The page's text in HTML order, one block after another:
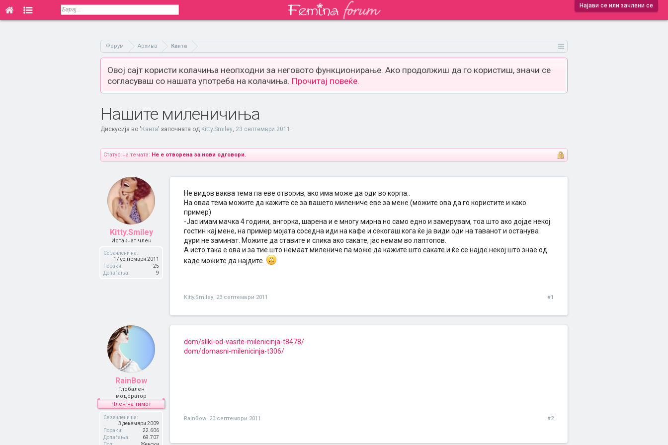
Најави се или зачлени се
Форум Архива Канта
Овој сајт користи колачиња неопходни за неговото функционирање. Ако продолжиш да го користиш, значи се
согласуваш со нашата употреба на колачиња. Прочитај повеќе.
Нашите миленичиња
Дискусија во ' Канта' започната од Kitty.Smiley, 23 септември 2011 .
Статус на темата: Не е отворена за нови одговори.
Kitty.Smiley
Истакнат член
Се зачлени на:
17 септември 2011
Пораки:
25
Допаѓања:
9
Не видов ваква тема па еве отворив, ако има може да оди во корпа..
На оваа тема можите да кажите се за вашето милениче еве за мене (можите ова да го користите и како
пример)
-Јас имам мачка 4 години, ангорка, шарена и е многу мирна но само едно и замерувам, тоа што ако дојде некој
гостин кај мене, на пример мојата соседна иди на кафе и секогаш кога ќе ја види оди на таванот и останува
дури не заминат. Можите да ставите и слика ако сакате, јас немам во лаптопов.
А исто така е ова и за тие што немаат милениче па може да кажите што сакате и ќе се најде некој што знае од
каде можите да најдите.
Kitty.Smiley, 23 септември 2011 #1
RainBow
Глобален
модератор
Член на тимот
Се зачлени на:
3 декември 2009
Пораки:
22.606
Допаѓања:
69.707
dom/sliki-od-vasite-milenicinja-t8478/
dom/domasni-milenicinja-t306/
RainBow, 23 септември 2011 #2